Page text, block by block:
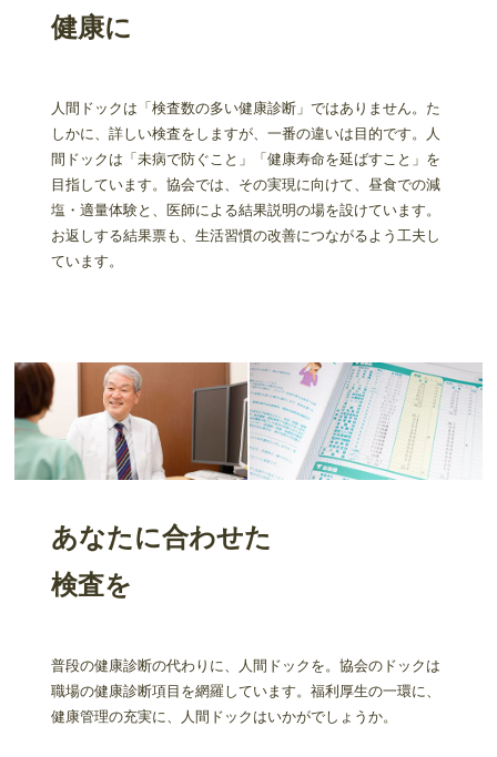
健康に
人間ドックは「検査数の多い健康診断」ではありません。た
しかに、詳しい検査をしますが、一番の違いは目的です。人
間ドックは「未病で防ぐこと」「健康寿命を延ばすこと」を
目指しています。協会では、その実現に向けて、昼食での減
塩・適量体験と、医師による結果説明の場を設けています。
お返しする結果票も、生活習慣の改善につながるよう工夫し
ています。
あなたに合わせた
検査を
普段の健康診断の代わりに、人間ドックを。協会のドックは
職場の健康診断項目を網羅しています。福利厚生の一環に、
健康管理の充実に、人間ドックはいかがでしょうか。